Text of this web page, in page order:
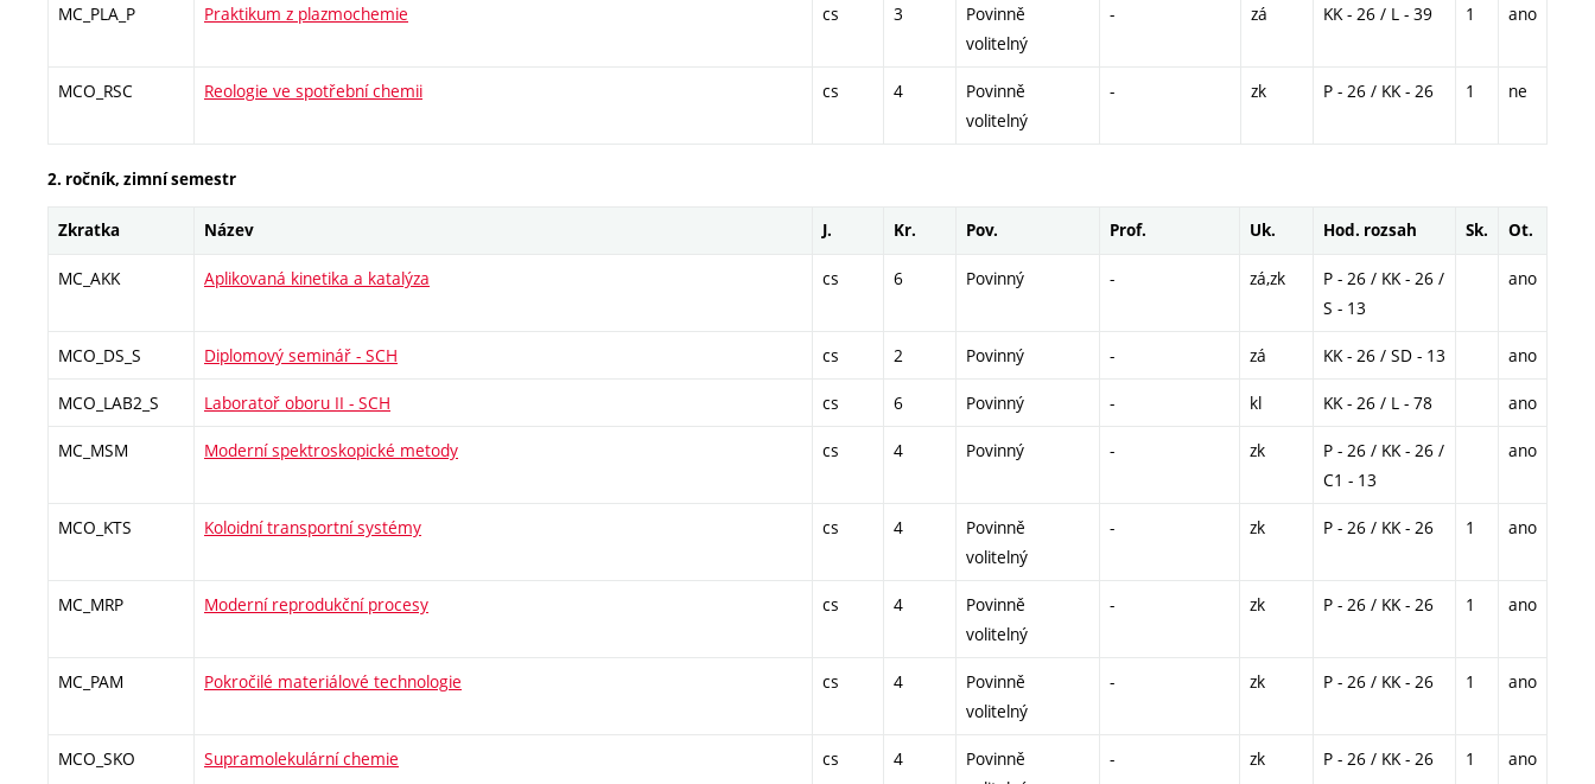
MC_PLA_P Praktikum z plazmochemie cs 3
Povinně
volitelný
- zá KK - 26 / L - 39 1 ano
MCO_RSC Reologie ve spotřební chemii cs 4
Povinně
volitelný
- zk P - 26 / KK - 26 1 ne
2. ročník, zimní semestr
Zkratka Název J. Kr. Pov. Prof. Uk. Hod. rozsah Sk. Ot.
MC_AKK Aplikovaná kinetika a katalýza cs 6 Povinný - zá,zk
P - 26 / KK - 26 /
S - 13
ano
MCO_DS_S Diplomový seminář - SCH cs 2 Povinný - zá KK - 26 / SD - 13 ano
MCO_LAB2_S Laboratoř oboru II - SCH cs 6 Povinný - kl KK - 26 / L - 78 ano
MC_MSM Moderní spektroskopické metody cs 4 Povinný - zk
P - 26 / KK - 26 /
C1 - 13
ano
MCO_KTS Koloidní transportní systémy cs 4
Povinně
volitelný
- zk P - 26 / KK - 26 1 ano
MC_MRP Moderní reprodukční procesy cs 4
Povinně
volitelný
- zk P - 26 / KK - 26 1 ano
MC_PAM Pokročilé materiálové technologie cs 4
Povinně
volitelný
- zk P - 26 / KK - 26 1 ano
MCO_SKO Supramolekulární chemie cs 4
Povinně
- zk P - 26 / KK - 26 1 ano